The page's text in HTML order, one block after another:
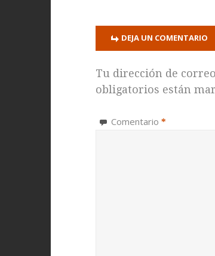
DEJA UN COMENTARIO
Tu dirección de
obligatorios están
Comentario *